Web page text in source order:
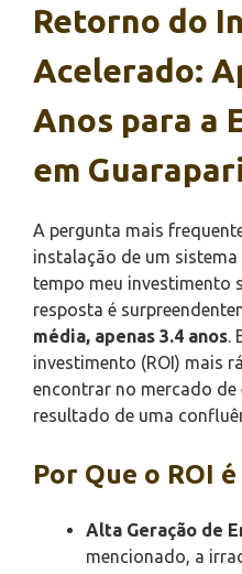
Retorno do
Acelerado:
Anos para a
em Guarapari
A pergunta mais
instalação de um
tempo meu investimento
resposta é
média, apenas 3.4 anos
investimento (ROI) mais
encontrar no mercado de
resultado de uma
Por Que o ROI
Alta Geração de
mencionado, a